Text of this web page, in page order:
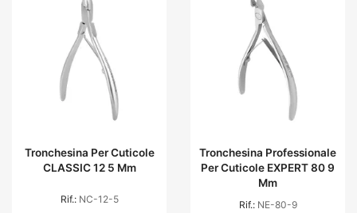
Tronchesina Per Cuticole
CLASSIC 12 5 Mm
Rif.: NC-12-5
Tronchesina Professionale
Per Cuticole EXPERT 80 9
Mm
Rif.: NE-80-9